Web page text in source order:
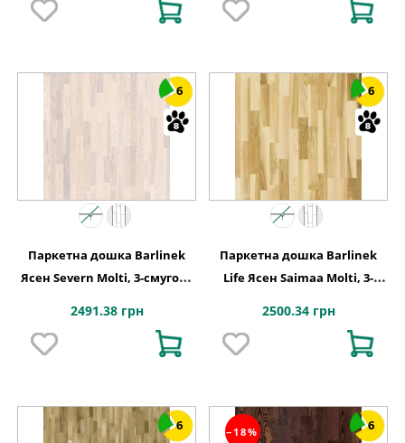
6
Паркетна дошка Barlinek
Ясен Severn Molti, 3-смугова
2491.38 грн
6
Паркетна дошка Barlinek
Life Ясен Saimaa Molti, 3-
2500.34 грн
6 −18% 6